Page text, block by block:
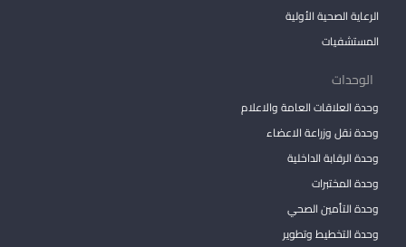
الرعاية الصحية الأولية
المستشفيات
الوحدات
وحدة العلاقات العامة والاعلام
وحدة نقل وزراعة الاعضاء
وحدة الرقابة الداخلية
وحدة المختبرات
وحدة التأمين الصحي
وحدة التخطيط وتطوير